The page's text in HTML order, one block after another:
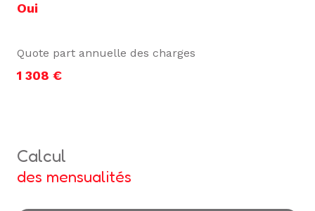
Oui
Quote part annuelle des charges
1 308 €
calcul
des mensualités